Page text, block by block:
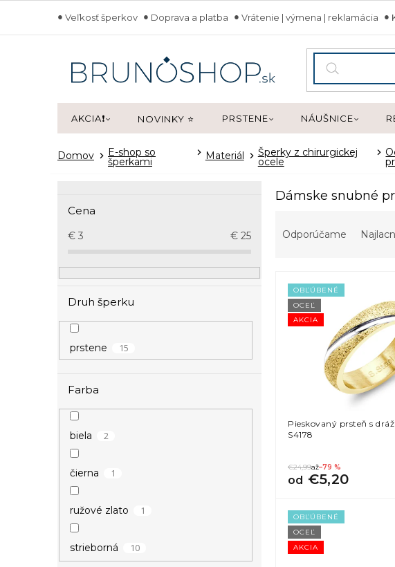
obsah
Veľkosť šperkov Doprava a platba Vrátenie | výmena | reklamácia
AKCIA❗ NOVINKY ⭐ PRSTENE NÁUŠNICE
Domov E-shop so
šperkami Materiál Šperky z chirurgickej
ocele
p
a
l
Cena
€ 3 € 25
Druh šperku
prstene 15
Farba
biela 2
čierna 1
ružové zlato 1
strieborná 10
Dámske snubné
Odporúčame
AKCIA
OBĽÚBENÉ
OCEĽ
Pieskovaný prsteň s
S4178
€24,99až–79 %
od €5,20
AKCIA
OBĽÚBENÉ
OCEĽ